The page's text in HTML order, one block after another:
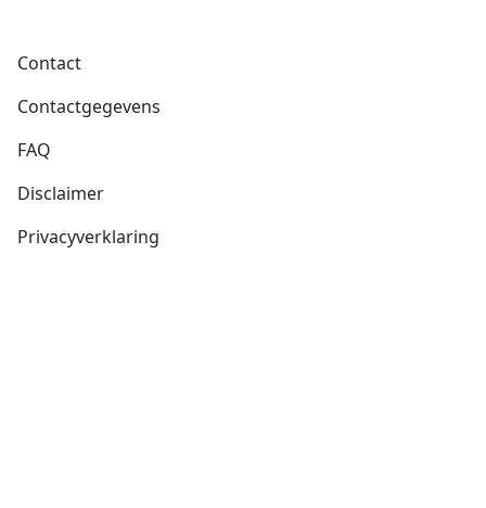
Voet
Contact
Contactgegevens
FAQ
Disclaimer
Privacyverklaring